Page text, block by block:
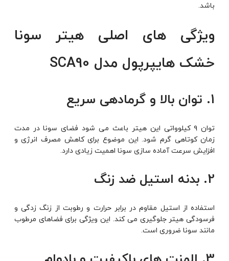
باشد.
ویژگی های اصلی هیتر سونا
خشک هایپرپول مدل SCA90
1. توان بالا و گرمادهی سریع
توان ۹ کیلوواتی این هیتر باعث می شود فضای سونا در مدت
زمان کوتاهی گرم شود. این موضوع برای کاهش مصرف انرژی و
افزایش سرعت آماده سازی سونا اهمیت زیادی دارد.
2. بدنه استیل ضد زنگ
استفاده از استیل مقاوم در برابر حرارت و رطوبت از زنگ زدگی و
فرسودگی هیتر جلوگیری می کند. این ویژگی برای فضاهای مرطوب
مانند سونا ضروری است.